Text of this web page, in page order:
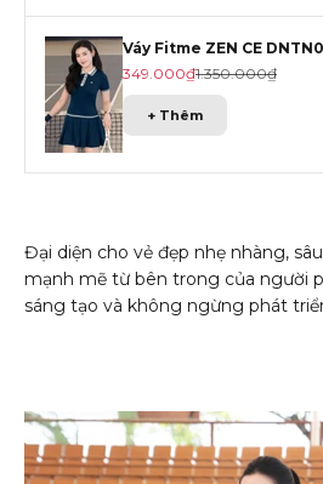
Váy Fitme ZEN CE
Giá khuyến mãi
349.000₫Giá gốc
1.350.000₫
+ Thêm
Đại diện cho vẻ đẹp nhẹ nhàng,
mạnh mẽ từ bên trong của người
sáng tạo và không ngừng phát